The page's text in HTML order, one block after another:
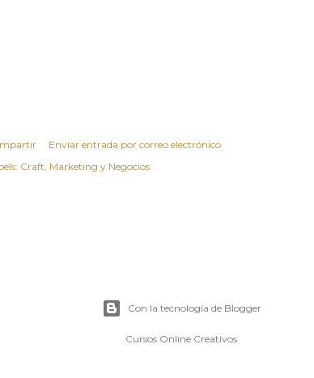
Enviar entrada por correo electrónico
Craft Marketing y Negocios
Con la tecnología de Blogger
Cursos Online Creativos